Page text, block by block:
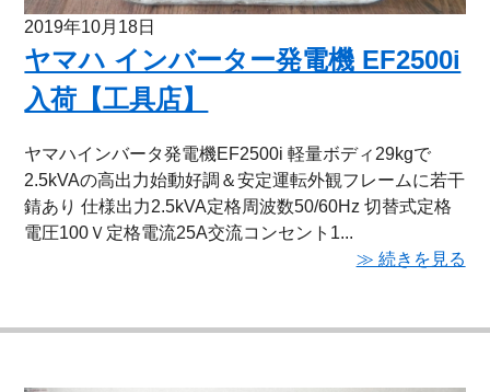
2019年10月18日
ヤマハ インバーター発電機 EF2500i
入荷【工具店】
ヤマハインバータ発電機EF2500i 軽量ボディ29kgで
2.5kVAの高出力始動好調＆安定運転外観フレームに若干
錆あり 仕様出力2.5kVA定格周波数50/60Hz 切替式定格
電圧100Ｖ定格電流25A交流コンセント1...
≫ 続きを見る